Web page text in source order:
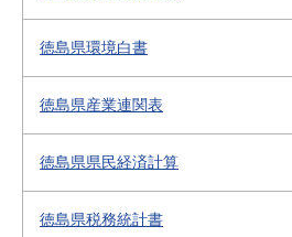
徳島県環境白書
徳島県産業連関表
徳島県県民経済計算
徳島県税務統計書